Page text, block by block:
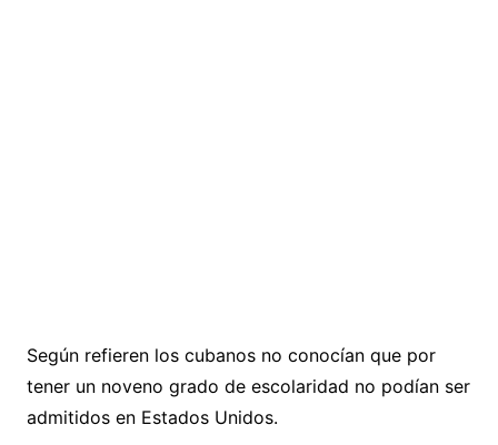
Según refieren los cubanos no conocían que por
tener un noveno grado de escolaridad no podían ser
admitidos en Estados Unidos.